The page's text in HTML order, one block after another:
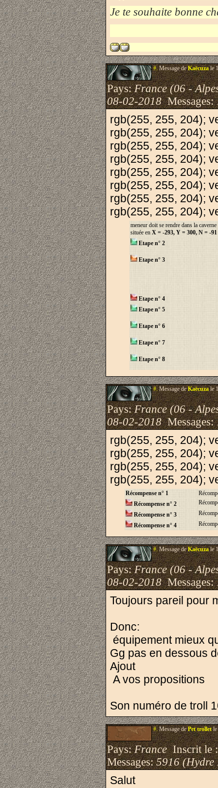
Je te souhaite bonne
#.Message deKaëcuzale
Pays:France (06 -
08-02-2018Messages:
rgb(255, 255, 204);
rgb(255, 255, 204);
rgb(255, 255, 204);
rgb(255, 255, 204);
rgb(255, 255, 204);
rgb(255, 255, 204);
rgb(255, 255, 204);
rgb(255, 255, 204);
meneur doit se rendre dans la
située en X = -293, Y = 300, N = -91
Etape n° 2
Etape n° 3
Etape n° 4
Etape n° 5
Etape n° 6
Etape n° 7
Etape n° 8
#.Message deKaëcuzale
Pays:France (06 -
08-02-2018Messages:
rgb(255, 255, 204);
rgb(255, 255, 204);
rgb(255, 255, 204);
rgb(255, 255, 204);
Récompense n° 1
Récompense n° 2
Récompense n° 3
Récompense n° 4
#.Message deKaëcuzale
Pays:France (06 -
08-02-2018Messages:
Toujours pareil pour
Donc:
équipement mieux
Gg pas en dessous
Ajout
A vos propositions
Son numéro de troll
#.Message dePet trolletle
Pays:FranceInscrit le
Messages:5916 (Hydre
Salut